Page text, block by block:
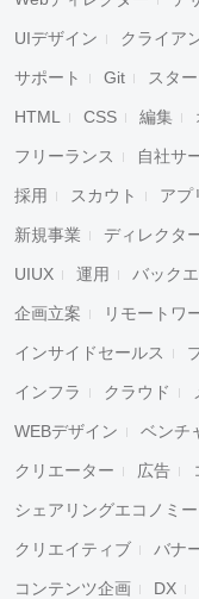
UIデザイン クライア
サポート Git スタ
HTML CSS 編集
フリーランス 自社サ
採用 スカウト アプ
新規事業 ディレクタ
UIUX 運用 バック
企画立案 リモートワ
インサイドセールス
インフラ クラウド
WEBデザイン ベンチ
クリエーター 広告
シェアリングエコノミー
クリエイティブ バナ
コンテンツ企画 DX